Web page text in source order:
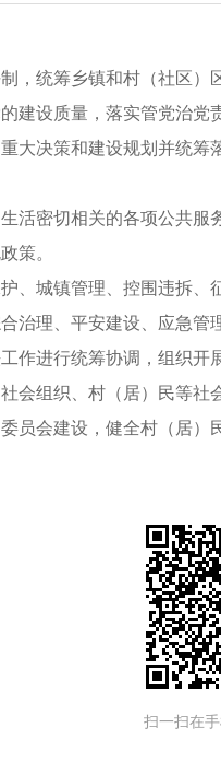
，统筹乡镇和村（社区
建设质量，落实管党治党
大决策和建设规划并统
活密切相关的各项公共
策。
、城镇管理、控围违拆
治理、平安建设、应急
作进行统筹协调，组织开
会组织、村（居）民等社
员会建设，健全村（居
扫一扫在